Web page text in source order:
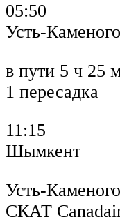
05:50
Усть-
в пути 5 ч 25
1 пересадка
11:15
Шымкент
Усть-
СКАТ